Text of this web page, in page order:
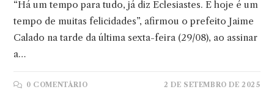
“Há um tempo para tudo, já diz Eclesiastes. E hoje é um
tempo de muitas felicidades”, afirmou o prefeito Jaime
Calado na tarde da última sexta-feira (29/08), ao assinar
a…
0 COMENTÁRIO 2 DE SETEMBRO DE 2025